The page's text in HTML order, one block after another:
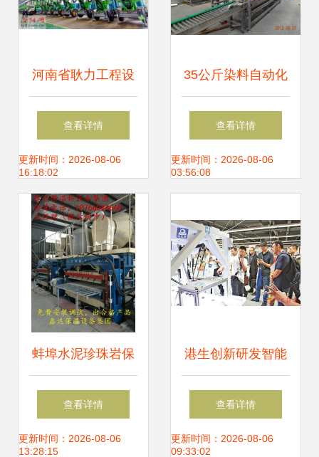
河南省耿力工程设
备 以研发驱动，掘
金海外市场，打造
隧道施工与数控机
床双轮增长
查看详情
更新时间：2026-08-06
16:18:02
35公斤染料自动化
包装机 智能化设备
研发的关键技术与
查看详情
更新时间：2026-08-06
03:56:08
蚌埠水泥珍珠岩保
温板设备现场安装
实景解析与数控机
查看详情
更新时间：2026-08-06
13:28:15
港生创新研发智能
制造机械人，助推
数控机床销售新浪
查看详情
更新时间：2026-08-06
09:33:02